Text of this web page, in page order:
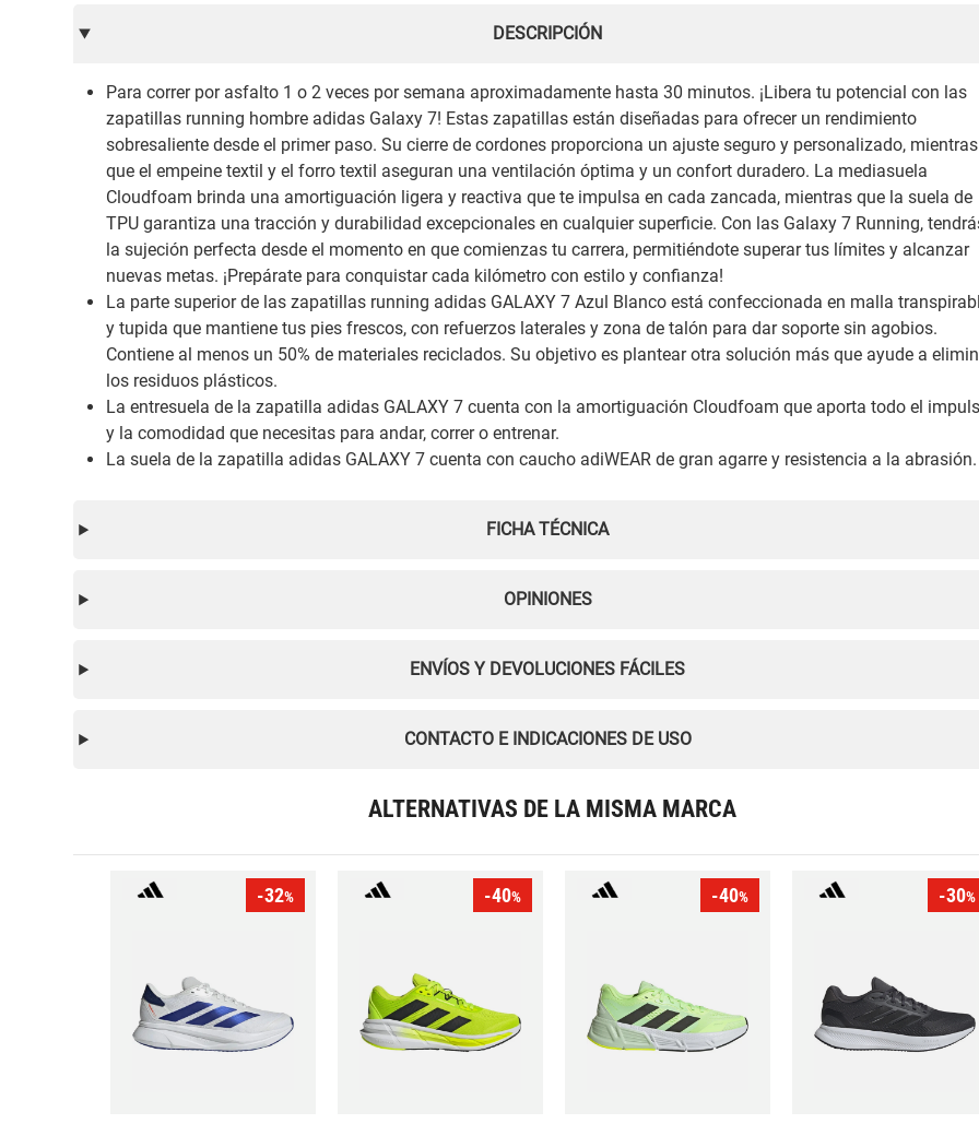
DESCRIPCIÓN
Para correr por asfalto 1 o 2 veces por semana aproximadamente hasta 30 minutos. ¡Libera tu potencial con las
zapatillas running hombre adidas Galaxy 7! Estas zapatillas están diseñadas para ofrecer un rendimiento
sobresaliente desde el primer paso. Su cierre de cordones proporciona un ajuste seguro y personalizado, mientras
que el empeine textil y el forro textil aseguran una ventilación óptima y un confort duradero. La mediasuela
Cloudfoam brinda una amortiguación ligera y reactiva que te impulsa en cada zancada, mientras que la suela de
TPU garantiza una tracción y durabilidad excepcionales en cualquier superficie. Con las Galaxy 7 Running,
la sujeción perfecta desde el momento en que comienzas tu carrera, permitiéndote superar tus límites y alcanzar
nuevas metas. ¡Prepárate para conquistar cada kilómetro con estilo y confianza!
La parte superior de las zapatillas running adidas GALAXY 7 Azul Blanco está confeccionada en malla
y tupida que mantiene tus pies frescos, con refuerzos laterales y zona de talón para dar soporte sin agobios.
Contiene al menos un 50% de materiales reciclados. Su objetivo es plantear otra solución más que ayude a
los residuos plásticos.
La entresuela de la zapatilla adidas GALAXY 7 cuenta con la amortiguación Cloudfoam que aporta todo el
y la comodidad que necesitas para andar, correr o entrenar.
La suela de la zapatilla adidas GALAXY 7 cuenta con caucho adiWEAR de gran agarre y resistencia a la abrasión.
FICHA TÉCNICA
OPINIONES
ENVÍOS Y DEVOLUCIONES FÁCILES
CONTACTO E INDICACIONES DE USO
ALTERNATIVAS DE LA MISMA MARCA
-32% -40% -40% -30%